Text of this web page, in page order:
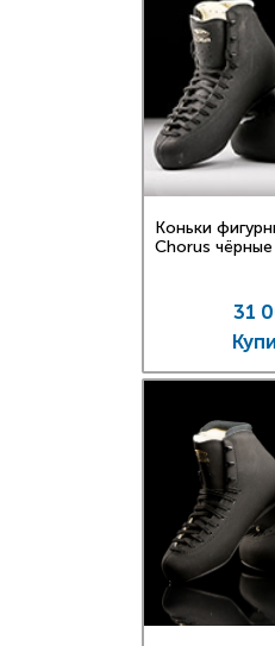
Коньки
Chorus чёрные
31